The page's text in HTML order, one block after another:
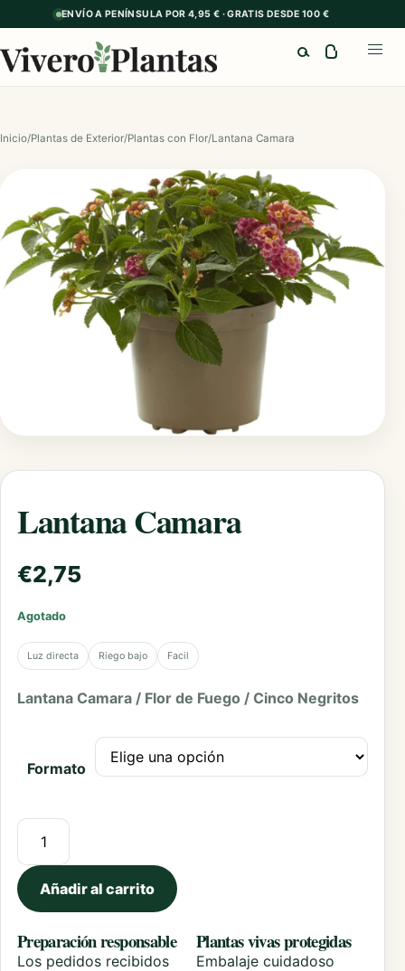
ENVÍO A PENÍNSULA POR 4,95 € · GRATIS DESDE 100 €
Inicio/Plantas de Exterior/Plantas con Flor/Lantana Camara
Lantana Camara
€2,75
Agotado
Luz directa Riego bajo Facil
Lantana Camara / Flor de Fuego / Cinco Negritos
Formato
Lantana Camara cantidad
Añadir al carrito
Preparación responsable
Los pedidos recibidos
Plantas vivas protegidas
Embalaje cuidadoso